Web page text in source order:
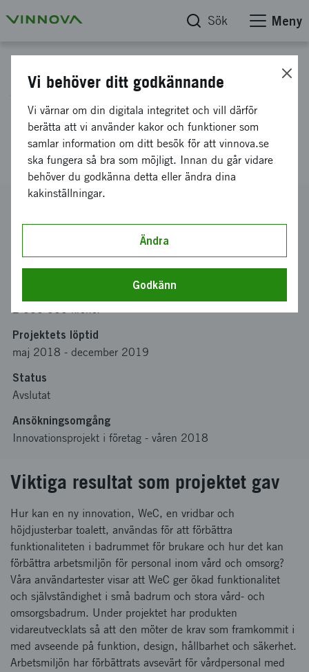
Sök Meny
WEC,en vridbar toalett, sätter
ny standard för tillgängliga
badrum
2018-01872
BANO SVERIGE AB
2 000 000 kronor
Projektets löptid
maj 2018 - december 2019
Status
Avslutat
Ansökningsomgång
Innovationsprojekt i företag - våren 2018
Viktiga resultat som projektet gav
Hur kan en ny innovation, WeC, en vridbar och
höjdjusterbar toalett, användas för att förbättra
funktionaliteten i badrummet för brukare och hur det kan
förbättra arbetsmiljön för personal inom vård och omsorg?
Våra användartester visar att WeC ger ökad funktionalitet
och självständighet i små badrum och stora vård- och
omsorgsbadrum. Under projektet har produkten
vidareutvecklats så att den möter de krav som framkommit i
med avseende på funktion, design, hållbarhet och säkerhet.
Arbetsmiljön har förbättrats avsevärt för vårdpersonal med
Vi behöver ditt godkännande
Vi värnar om din digitala integritet och vill därför
berätta att vi använder kakor och funktioner som
samlar information om ditt besök för att vinnova.se
ska fungera så bra som möjligt. Innan du går vidare
behöver du godkänna detta eller ändra dina
kakinställningar.
Ändra
Godkänn